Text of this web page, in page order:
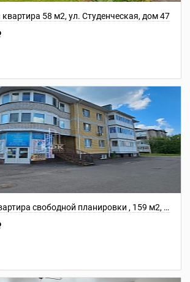
58 м2, ул. Студенческая, дом 47
Двухэтажная квартира свободной планировки , 159 м2, ул. Индустриальная, 11А